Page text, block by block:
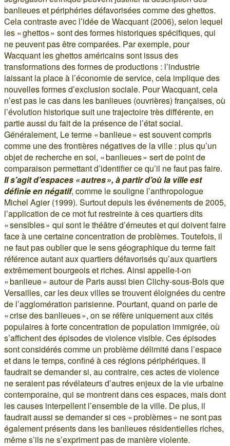
banlieues et périphéries défavorisées comme des ghettos.
Cela contraste avec l’idée de Wacquant (2006), selon lequel
les « ghettos » sont des formes historiques spécifiques, qui
ne peuvent pas être comparées. Par exemple, pour
Wacquant les ghettos américains sont issus des
transformations des formes de productions : l’industrie
laissant la place à l’économie de service, cela implique des
nouvelles formes d’exclusion sociale. Pour Wacquant, cela
n’est pas le cas dans les banlieues (ouvrières) françaises, où
l’évolution historique suit une trajectoire très différente, en
partie aussi du fait de la présence de l’état social.
Généralement, Le terme « banlieue » est souvent compris
comme une des frontières négatives de la ville : plus qu’un
objet de recherche en soi, « banlieues » sert de point de
comparaison permettant d’identifier ce qu’il ne faut pas faire.
Il s’agit d’espaces « autres », à partir d’où la ville est
définie en négatif, comme le souligne l’anthropologue
Michel Agier (1999). Surtout depuis les événements de 2005,
l’application de ce mot fut restreinte à ces quartiers dits
« sensibles » qui sont le théâtre d’émeutes et qui doivent faire
face à une certaine concentration de problèmes. Toutefois, il
ne faut pas oublier que le sens géographique du terme fait
référence autant aux quartiers défavorisés qu’aux quartiers
extrêmement bourgeois et riches. Ainsi appelle-t-on
« banlieue » autour de Paris aussi bien Clichy-sous-Bois que
Versailles, car les deux villes se trouvent éloignées du centre
de l’agglomération parisienne. Pourtant, quand on parle de
« crise des banlieues », on se réfère uniquement aux cités
populaires à forte concentration de population immigrée, où
s’affichent des épisodes de violence visible. Ces épisodes
sont considérés comme un problème délimité dans l’espace
et dans le temps, confiné à ces régions périphériques. Il
faudrait se demander si, au contraire, ces actes de violence
ne seraient pas révélateurs d’autres enjeux de la vie urbaine
contemporaine, qui se montrent dans ces espaces, mais dont
les causes interpellent l’ensemble de la ville. De plus, il
faudrait aussi se demander si ces « problèmes » ne sont pas
également présents dans les banlieues résidentielles riches,
même s’ils ne s’expriment pas de manière violente.